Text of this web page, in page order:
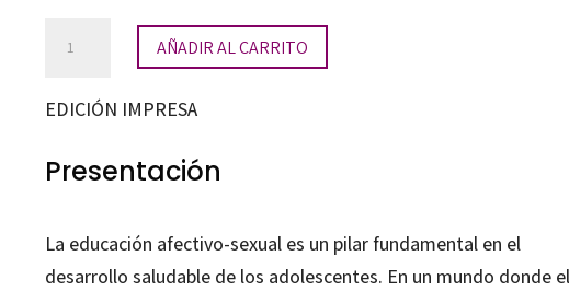
educación
sexual
AÑADIR AL CARRITO
EDICIÓN IMPRESA
Presentación
La educación afectivo-sexual es un pilar fundamental en el
desarrollo saludable de los adolescentes. En un mundo donde el